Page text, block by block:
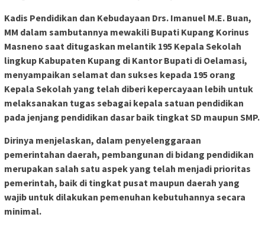
Kadis Pendidikan dan Kebudayaan Drs. Imanuel M.E. Buan,
MM dalam sambutannya mewakili Bupati Kupang Korinus
Masneno saat ditugaskan melantik 195 Kepala Sekolah
lingkup Kabupaten Kupang di Kantor Bupati di Oelamasi,
menyampaikan selamat dan sukses kepada 195 orang
Kepala Sekolah yang telah diberi kepercayaan lebih untuk
melaksanakan tugas sebagai kepala satuan pendidikan
pada jenjang pendidikan dasar baik tingkat SD maupun SMP.
Dirinya menjelaskan, dalam penyelenggaraan
pemerintahan daerah, pembangunan di bidang pendidikan
merupakan salah satu aspek yang telah menjadi prioritas
pemerintah, baik di tingkat pusat maupun daerah yang
wajib untuk dilakukan pemenuhan kebutuhannya secara
minimal.